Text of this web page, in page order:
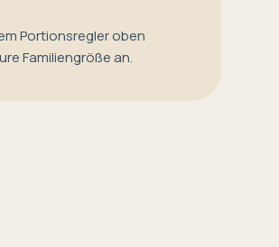
Portionsregler oben
Familiengröße an.